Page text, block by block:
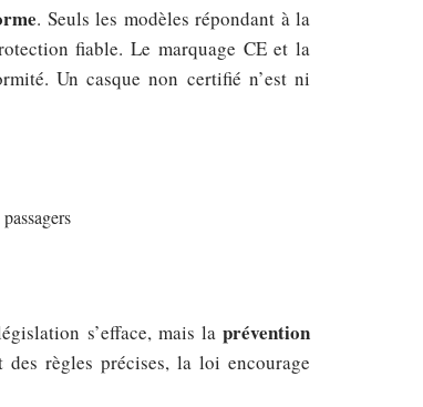
. Seuls les modèles répondant à la
fiable. Le marquage CE et la
Un casque non certifié n’est ni
s’efface, mais la prévention
règles précises, la loi encourage